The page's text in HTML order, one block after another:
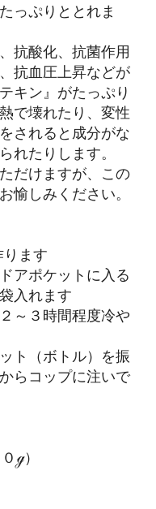
っぷりととれま
抗酸化、抗菌作用
抗血圧上昇などが
キン』がたっぷり
で壊れたり、変性
されると成分がな
れたりします。
だけますが、この
愉しみください。
ます
アポケットに入る
入れます
～３時間程度冷や
ト（ボトル）を振
らコップに注いで
ℊ）